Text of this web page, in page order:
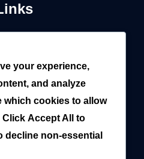
About
Local
your experience,
and analyze
which cookies to allow
Click Accept All
to
decline non-essential